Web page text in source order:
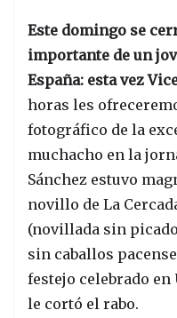
Este domingo se
importante de un
España: esta vez
horas les
fotográfico de la
muchacho en la
Sánchez estuvo
novillo de La
(novillada sin
sin caballos
festejo celebrado en
le cortó el rabo.